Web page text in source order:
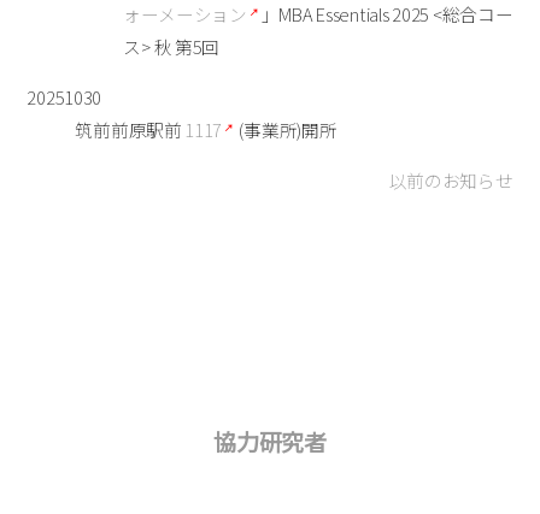
ォーメーション
」MBA Essentials 2025 <総合コー
ス> 秋 第5回
20251030
筑前前原駅前 1117
(事業所)開所
以前のお知らせ
協力研究者